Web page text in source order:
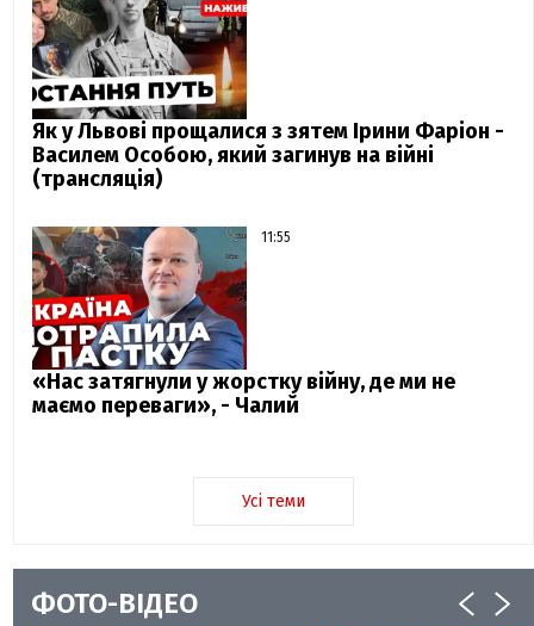
Як у Львові прощалися з зятем Ірини Фаріон -
Василем Особою, який загинув на війні
(трансляція)
11:55
«Нас затягнули у жорстку війну, де ми не
маємо переваги», - Чалий
Усі теми
ФОТО-ВІДЕО